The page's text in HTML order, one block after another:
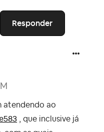
Responder
atendendo ao
, que inclusive já